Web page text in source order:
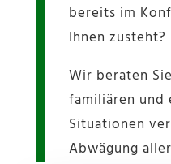
bereits im
Ihnen zusteht?
Wir beraten
familiären
Situationen
Abwägung